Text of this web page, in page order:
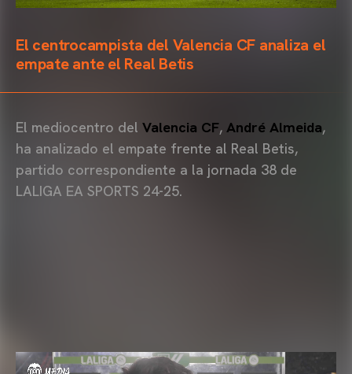
El centrocampista del Valencia CF analiza el
empate ante el Real Betis
El mediocentro del Valencia CF, André Almeida,
ha analizado el empate frente al Real Betis,
partido correspondiente a la jornada 38 de
LALIGA EA SPORTS 24-25.